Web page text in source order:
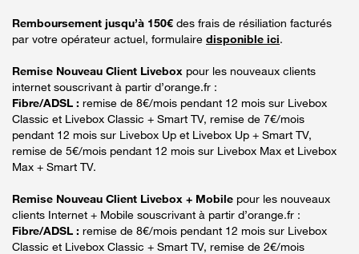
Remboursement jusqu’à 150€ des frais de résiliation facturés
par votre opérateur actuel, formulaire disponible ici.
Remise Nouveau Client Livebox pour les nouveaux clients
internet souscrivant à partir d’orange.fr :
Fibre/ADSL : remise de 8€/mois pendant 12 mois sur Livebox
Classic et Livebox Classic + Smart TV, remise de 7€/mois
pendant 12 mois sur Livebox Up et Livebox Up + Smart TV,
remise de 5€/mois pendant 12 mois sur Livebox Max et Livebox
Max + Smart TV.
Remise Nouveau Client Livebox + Mobile pour les nouveaux
clients Internet + Mobile souscrivant à partir d’orange.fr :
Fibre/ADSL : remise de 8€/mois pendant 12 mois sur Livebox
Classic et Livebox Classic + Smart TV, remise de 2€/mois